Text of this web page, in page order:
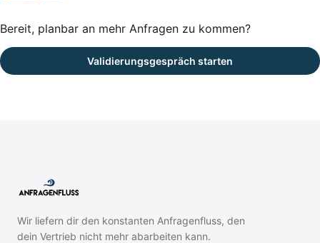
Bereit, planbar an mehr Anfragen zu kommen?
Validierungsgespräch starten
Wir liefern dir den konstanten Anfragenfluss, den
dein Vertrieb nicht mehr abarbeiten kann.